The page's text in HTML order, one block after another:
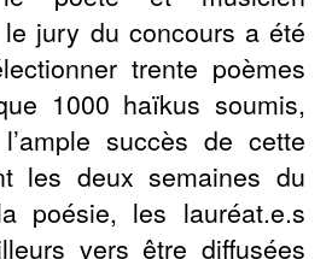
jury du concours a été
trente poèmes
1000 haïkus soumis,
succès de cette
les deux semaines du
poésie, les lauréat.e.s
vers être diffusées